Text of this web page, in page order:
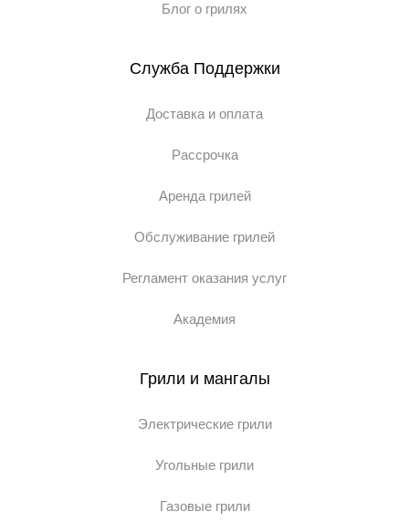
Блог о грилях
Служба Поддержки
Доставка и оплата
Рассрочка
Аренда грилей
Обслуживание грилей
Регламент оказания услуг
Академия
Грили и мангалы
Электрические грили
Угольные грили
Газовые грили